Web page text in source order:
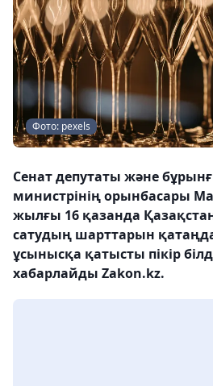
Фото: pexels
Сенат депутаты және
министрінің орынбасары
жылғы 16 қазанда
сатудың шарттарын
ұсынысқа қатысты пікір
хабарлайды Zakon.kz.